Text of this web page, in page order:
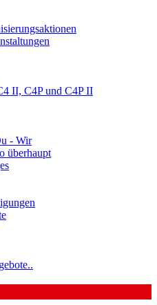
II, C4P und C4P II
- Wir
überhaupt